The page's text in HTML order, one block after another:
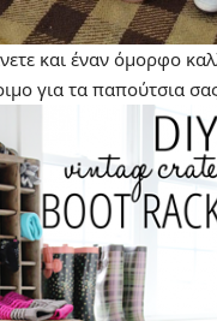
και έναν όμορφο
για τα παπούτσια